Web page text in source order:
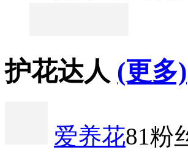
护花达人 (更多)
爱养花81粉